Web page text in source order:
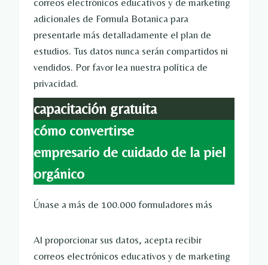
adicionales de Formula Botanica para
presentarle más detalladamente el plan de
estudios. Tus datos nunca serán compartidos ni
vendidos. Por favor lea nuestra política de
privacidad.
capacitación gratuita
cómo convertirse
empresario de cuidado de la piel
orgánico
Únase a más de 100.000 formuladores más
Al proporcionar sus datos, acepta recibir
correos electrónicos educativos y de marketing